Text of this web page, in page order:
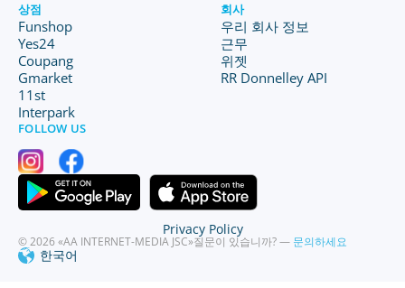
상점
Funshop
Yes24
Coupang
Gmarket
11st
Interpark
회사
우리 회사 정보
근무
위젯
RR Donnelley API
FOLLOW US
© 2026 «AA INTERNET-MEDIA JSC»질문이 있습니까? — 문의하세요
한국어
Privacy Policy